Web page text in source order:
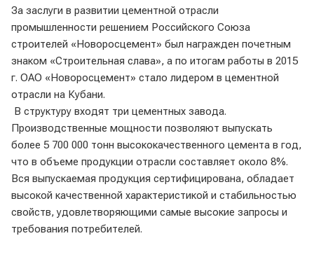
За заслуги в развитии цементной отрасли
промышленности решением Российского Союза
строителей «Новоросцемент» был награжден почетным
знаком «Строительная слава», а по итогам работы в 2015
г. ОАО «Новоросцемент» стало лидером в цементной
отрасли на Кубани.
В структуру входят три цементных завода.
Производственные мощности позволяют выпускать
более 5 700 000 тонн высококачественного цемента в год,
что в объеме продукции отрасли составляет около 8%.
Вся выпускаемая продукция сертифицирована, обладает
высокой качественной характеристикой и стабильностью
свойств, удовлетворяющими самые высокие запросы и
требования потребителей.